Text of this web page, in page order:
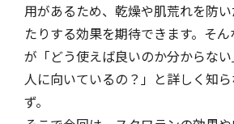
用があるため、乾燥や肌荒れを防
たりする効果を期待できます。そ
が「どう使えば良いのか分からな
人に向いているの？」と詳しく知
ず。